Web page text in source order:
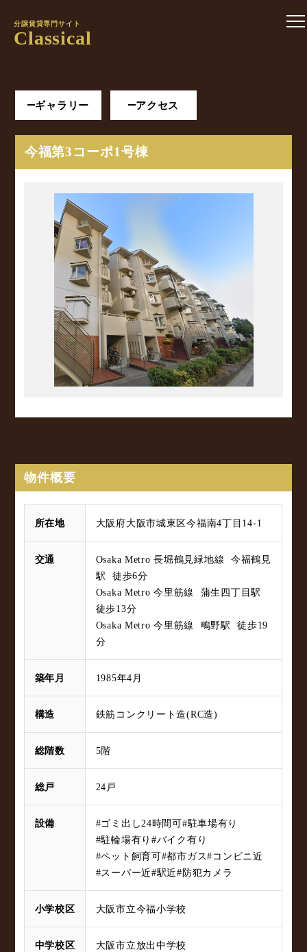
分譲賃貸専門サイト
Classical
ギャラリー アクセス
今福第3コーポ1号棟
物件概要
所在地 大阪府大阪市城東区今福南4丁目14-1
交通
Osaka Metro 長堀鶴見緑地線 今福鶴見
駅 徒歩6分
Osaka Metro 今里筋線 蒲生四丁目駅
徒歩13分
Osaka Metro 今里筋線 鴫野駅 徒歩19
分
築年月 1985年4月
構造 鉄筋コンクリート造(RC造)
総階数 5階
総戸 24戸
設備 #ゴミ出し24時間可#駐車場有り
#駐輪場有り#バイク有り
#ペット飼育可#都市ガス#コンビニ近
#スーパー近#駅近#防犯カメラ
小学校区 大阪市立今福小学校
中学校区 大阪市立放出中学校